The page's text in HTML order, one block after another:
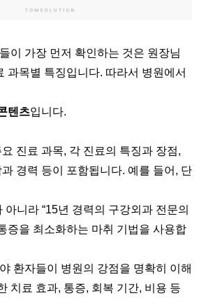
이 가장 먼저 확인하는 것은 원장님
과목별 특징입니다. 따라서 병원에서
텐츠입니다.
진료 과목, 각 진료의 특징과 장점,
경력 등이 포함됩니다. 예를 들어, 단
아니라 “15년 경력의 구강외과 전문의
증을 최소화하는 마취 기법을 사용합
환자들이 병원의 강점을 명확히 이해
치료 효과, 통증, 회복 기간, 비용 등